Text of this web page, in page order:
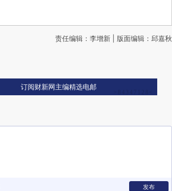
责任编辑：李增新 | 版面编辑：邱嘉秋
订阅财新网主编精选电邮
发布